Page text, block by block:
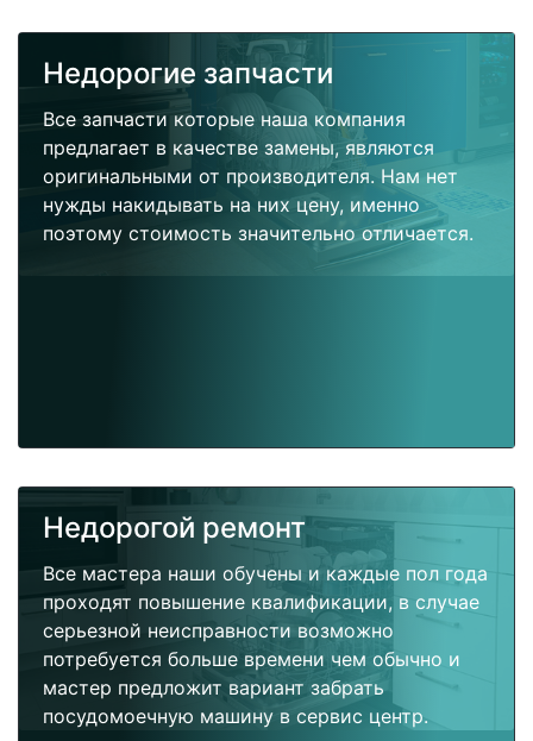
Недорогие запчасти
Все запчасти которые наша компания
предлагает в качестве замены, являются
оригинальными от производителя. Нам нет
нужды накидывать на них цену, именно
поэтому стоимость значительно отличается.
Недорогой ремонт
Все мастера наши обучены и каждые пол года
проходят повышение квалификации, в случае
серьезной неисправности возможно
потребуется больше времени чем обычно и
мастер предложит вариант забрать
посудомоечную машину в сервис центр.